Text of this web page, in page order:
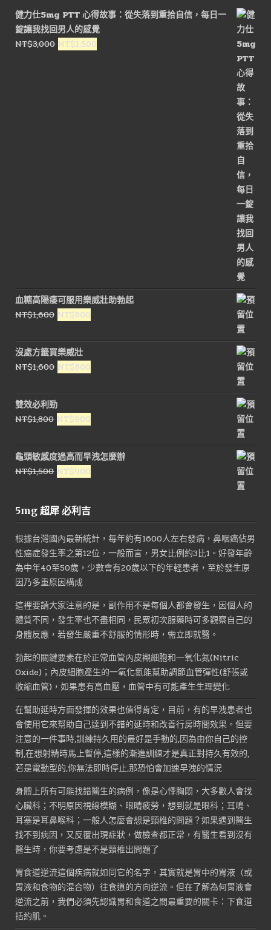
健力仕5mg PTT 心得故事：從失落到重拾自信，每日一
錠讓我找回男人的感覺
NT$3,000 原
NT$1,500
血糖高陽痿可服用樂威壯助勃起
NT$1,600 原
價
格：
NT$1,600。
NT$800
價
格：
NT$800。
沒處方籤買樂威壯
NT$1,600 原
價
格：
NT$1,600。
NT$800
價
格：
NT$800。
雙效必利勁
NT$1,800 原
價
格：
NT$1,800。
NT$900
價
格：
NT$900。
龜頭敏感度過高而早洩怎麼辦
NT$1,500 原
格：
NT$900
5mg 超犀 必利吉
根據台灣國內最新統計，每年約有1600人左右發病，鼻咽癌佔男
性癌症發生率之第12位，一般而言，男女比例約3比1。好發年齡
為中年40至50歲，少數會有20歲以下的年輕患者，至於發生原
因乃多重原因構成
這裡要請大家注意的是，副作用不是每個人都會發生，因個人的
體質不同，發生率也不盡相同，民眾初次服藥時可多觀察自己的
身體反應，若發生嚴重不舒服的情形時，需立即就醫。
勃起的關鍵要素在於正常血管內皮襯細胞和一氧化氮(Nitric
Oxide)；內皮細胞產生的一氧化氮能幫助調節血管彈性(舒張或
收縮血管)，如果患有高血壓，血管中有可能產生生理變化
在幫助延時方面發揮的效果也值得肯定，目前，有的早洩患者也
會使用它來幫助自己達到不錯的延時和改善行房時間效果。但要
注意的一件事時,訓練持久用的最好是手動的,因為由你自己的控
制,在想射精時馬上暫停,這樣的漸進訓練才是真正對持久有效的,
若是電動型的,你無法即時停止,那恐怕會加速早洩的情況
身體上所有可能找錯醫生的病例，像是心悸胸悶，大多數人會找
心臟科；不明原因視線模糊、眼睛疲勞，想到就是眼科；耳鳴、
耳塞是耳鼻喉科；一般人怎麼會想是頸椎的問題？如果遇到醫生
找不到病因，又反覆出現症狀，做檢查都正常，有醫生看到沒有
醫生時，你要考慮是不是頸椎出問題了
胃食道逆流這個疾病就如同它的名字，其實就是胃中的胃液（或
胃液和食物的混合物）往食道的方向逆流。但在了解為何胃液會
逆流之前，我們必須先認識胃和食道之間最重要的關卡：下食道
括約肌。